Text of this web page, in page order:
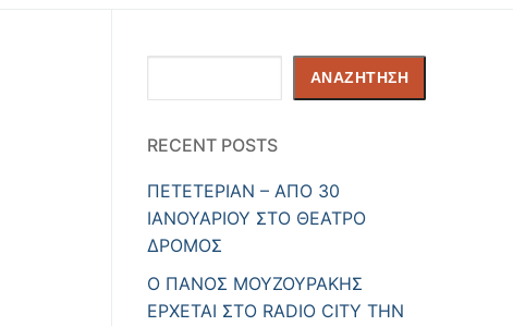
ΑΝΑΖΉΤΗΣΗ
RECENT POSTS
ΠΕΤΕΤΕΡΙΑΝ – ΑΠΟ 30
ΙΑΝΟΥΑΡΙΟΥ ΣΤΟ ΘΕΑΤΡΟ
ΔΡΟΜΟΣ
Ο ΠΑΝΟΣ ΜΟΥΖΟΥΡΑΚΗΣ
ΕΡΧΕΤΑΙ ΣΤΟ RADIO CITY ΤΗΝ